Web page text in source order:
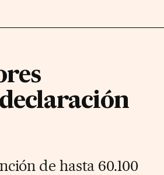
de hasta 60.100